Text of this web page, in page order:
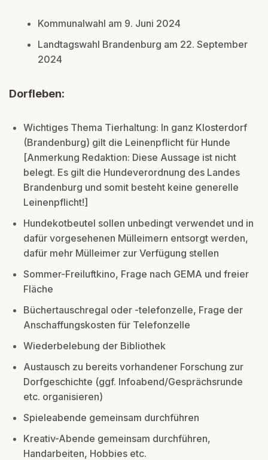
Kommunalwahl am 9. Juni 2024
Landtagswahl Brandenburg am 22. September
2024
Dorfleben:
Wichtiges Thema Tierhaltung: In ganz Klosterdorf
(Brandenburg) gilt die Leinenpflicht für Hunde
[Anmerkung Redaktion: Diese Aussage ist nicht
belegt. Es gilt die Hundeverordnung des Landes
Brandenburg und somit besteht keine generelle
Leinenpflicht!]
Hundekotbeutel sollen unbedingt verwendet und in
dafür vorgesehenen Mülleimern entsorgt werden,
dafür mehr Mülleimer zur Verfügung stellen
Sommer-Freiluftkino, Frage nach GEMA und freier
Fläche
Büchertauschregal oder -telefonzelle, Frage der
Anschaffungskosten für Telefonzelle
Wiederbelebung der Bibliothek
Austausch zu bereits vorhandener Forschung zur
Dorfgeschichte (ggf. Infoabend/Gesprächsrunde
etc. organisieren)
Spieleabende gemeinsam durchführen
Kreativ-Abende gemeinsam durchführen,
Handarbeiten, Hobbies etc.